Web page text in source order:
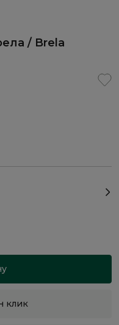
/ Brela
клик